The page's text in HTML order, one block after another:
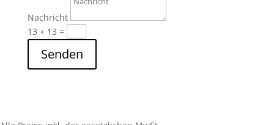
Nachricht
13 + 13 =
Senden